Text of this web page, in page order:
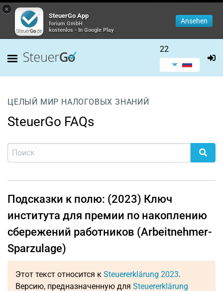
×
SteuerGo App
forium GmbH
kostenlos - In Google Play
Ansehen
22
ЦЕЛЫЙ МИР НАЛОГОВЫХ ЗНАНИЙ
SteuerGo FAQs
Подсказки к полю: (2023) Ключ
института для премии по накоплению
сбережений работников (Arbeitnehmer-
Sparzulage)
Этот текст относится к Steuererklärung 2023.
Версию, предназначенную для Steuererklärung